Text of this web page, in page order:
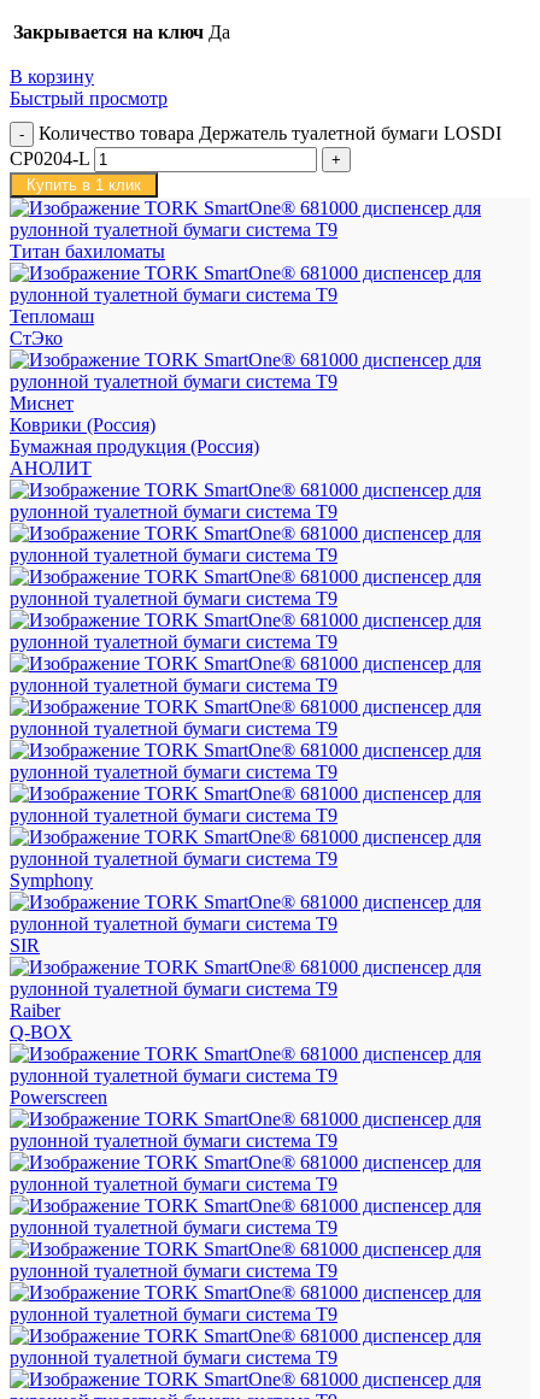
Закрывается на ключ Да
В корзину
Быстрый просмотр
Количество товара Держатель туалетной бумаги LOSDI
CP0204-L
Купить в 1 клик
Титан бахиломаты
Тепломаш
СтЭко
Миснет
Коврики (Россия)
Бумажная продукция (Россия)
АНОЛИТ
Symphony
SIR
Raiber
Q-BOX
Powerscreen